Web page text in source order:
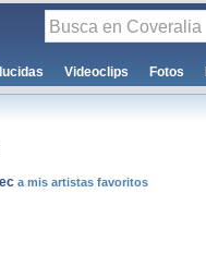
Videoclips Fotos
a mis artistas favoritos